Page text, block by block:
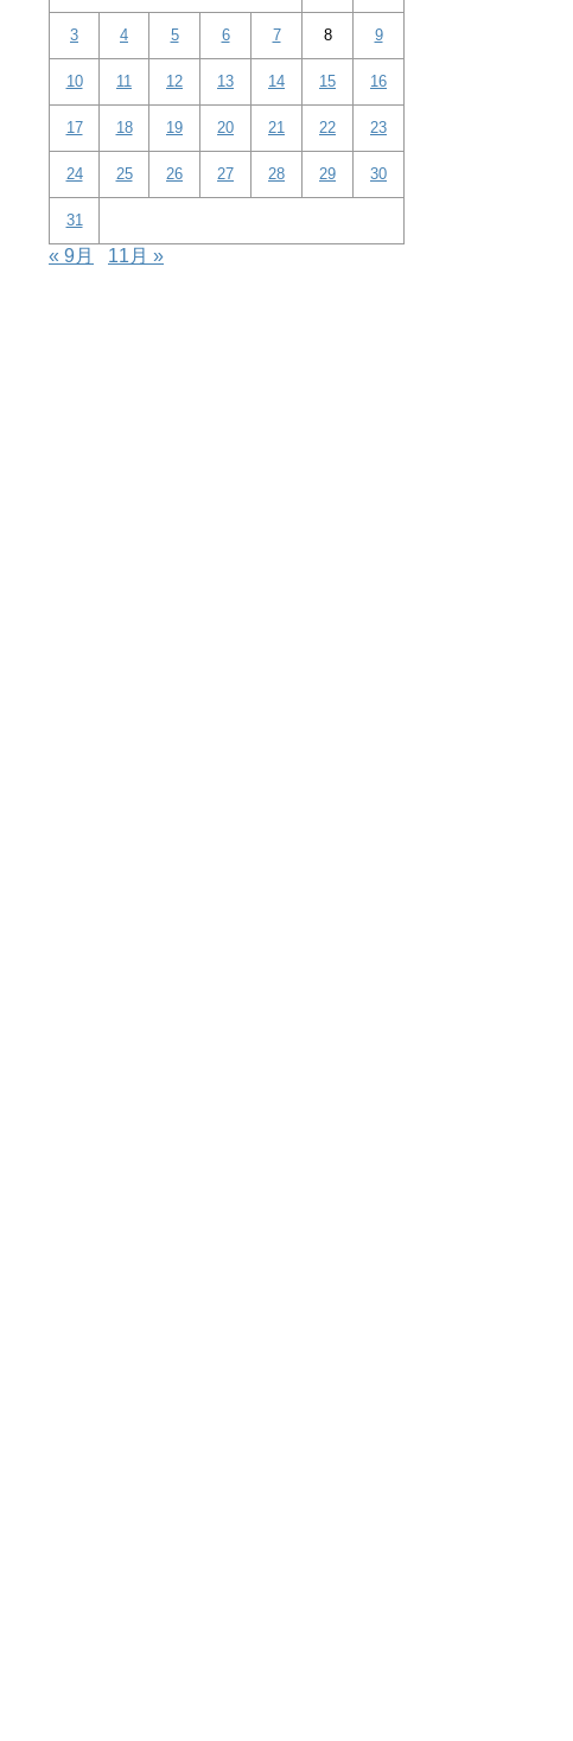
3 4 5 6 7 8 9
10 11 12 13 14 15 16
17 18 19 20 21 22 23
24 25 26 27 28 29 30
31
« 9月 11月 »